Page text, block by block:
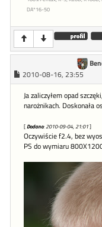
DA*16-50
2010-08-16, 23:55
Ja zaliczyłem opad
narożnikach. Doskonała
[ Dodano: 2010-09-04, 21:01]
Oczywiście f2.4, bez
PS do wymiaru